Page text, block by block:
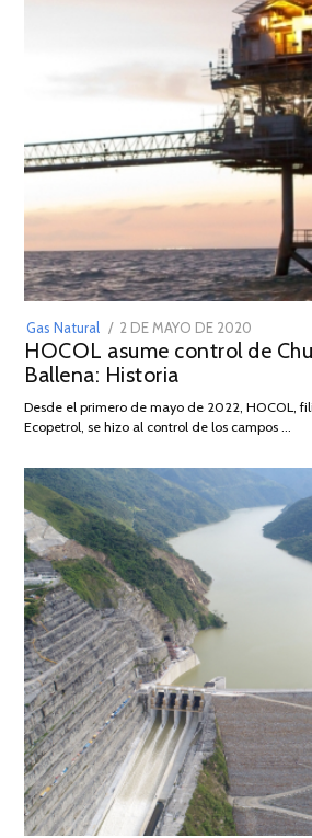
Gas Natural
POSTED
ON
2 DE MAYO DE 2020
DE
2026
HOCOL asume control de
Ballena: Historia
Desde el primero de mayo de 2022, HOCOL,
Ecopetrol, se hizo al control de los campos …